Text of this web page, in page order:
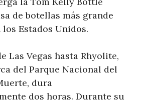
de botellas más grande
Estados Unidos.
Las Vegas hasta Rhyolite,
del Parque Nacional del
dura
dos horas. Durante su